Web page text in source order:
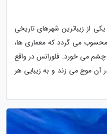
یکی از زیباترین شهرهای تاریخی
می گردد که معماری ها،
چشم می خورد. فلورانس در واقع
موج می زند و به زیبایی هر